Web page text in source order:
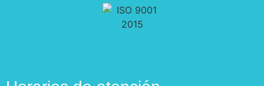
Centro de relevo